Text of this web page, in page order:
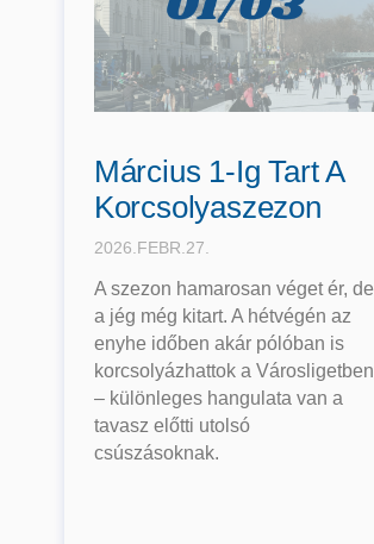
Március 1-Ig Tart A
Korcsolyaszezon
2026.FEBR.27.
A szezon hamarosan véget ér, de
a jég még kitart. A hétvégén az
enyhe időben akár pólóban is
korcsolyázhattok a Városligetben
– különleges hangulata van a
tavasz előtti utolsó
csúszásoknak.